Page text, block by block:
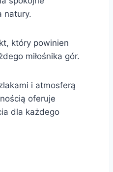
natury.
który powinien
miłośnika gór.
i atmosferą
oferuje
dla każdego